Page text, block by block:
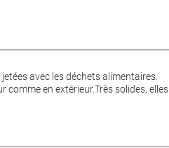
avec les déchets alimentaires.
comme en extérieur.Très solides, elles